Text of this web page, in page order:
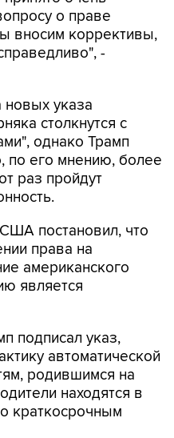
о праве
вносим коррективы,
-
новых указа
столкнутся с
однако Трамп
по его мнению, более
раз пройдут
постановил, что
права на
американского
является
подписал указ,
автоматической
родившимся на
находятся в
краткосрочным